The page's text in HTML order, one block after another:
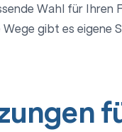
Wahl für
gibt es eigene